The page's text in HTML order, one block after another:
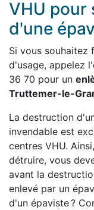
VHU pour
d'une
Si vous souhaitez
d'usage, appelez l'
36 70 pour un
Truttemer-le-
La destruction
invendable est
centres VHU.
détruire, vous
avant la
enlevé par un
d'un épaviste ?